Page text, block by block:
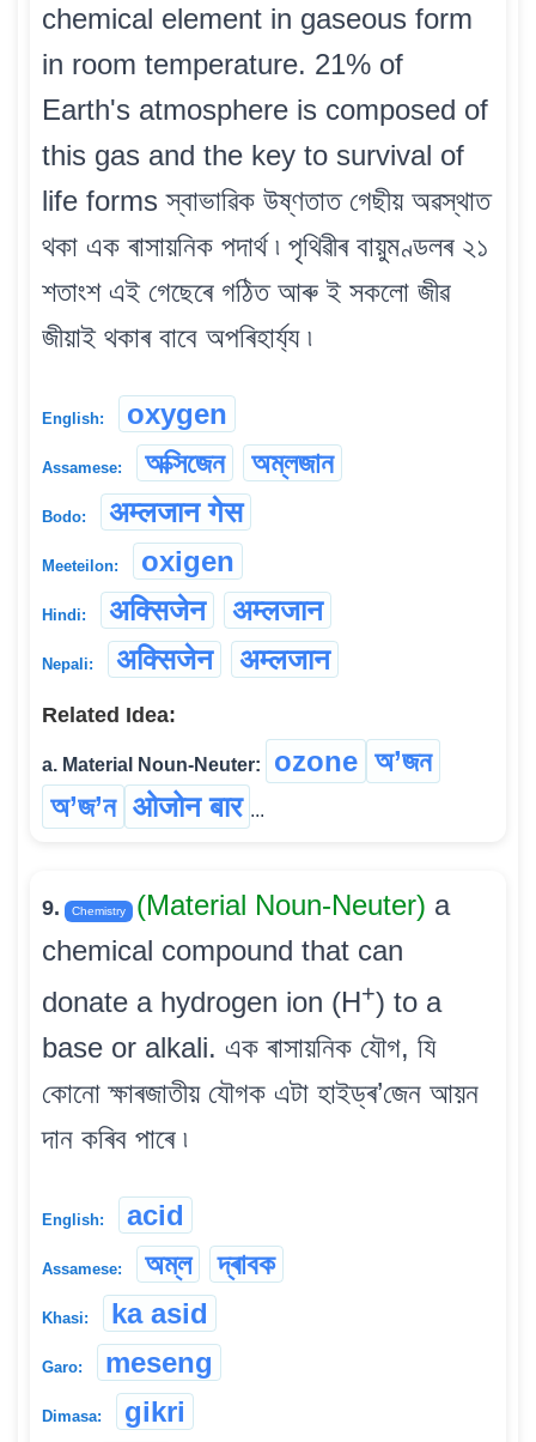
chemical element in gaseous form
in room temperature. 21% of
Earth's atmosphere is composed of
this gas and the key to survival of
life forms স্বাভাৱিক উষ্ণতাত গেছীয় অৱস্থাত
থকা এক ৰাসায়নিক পদাৰ্থ ৷ পৃথিৱীৰ বায়ুমণ্ডলৰ ২১
শতাংশ এই গেছেৰে গঠিত আৰু ই সকলো জীৱ
জীয়াই থকাৰ বাবে অপৰিহাৰ্য্য ৷
English: oxygen
Assamese: অক্সিজেন অম্লজান
Bodo: अम्लजान गेस
Meeteilon: oxigen
Hindi: अक्सिजेन अम्लजान
Nepali: अक्सिजेन अम्लजान
Related Idea:
a. Material Noun-Neuter: ozone অ’জন
অ’জ’ন ओजोन बार ...
9. Chemistry (Material Noun-Neuter) a
chemical compound that can
donate a hydrogen ion (H+) to a
base or alkali. এক ৰাসায়নিক যৌগ, যি
কোনো ক্ষাৰজাতীয় যৌগক এটা হাইড্ৰ’জেন আয়ন
দান কৰিব পাৰে ৷
English: acid
Assamese: অম্ল দ্ৰাবক
Khasi: ka asid
Garo: meseng
Dimasa: gikri